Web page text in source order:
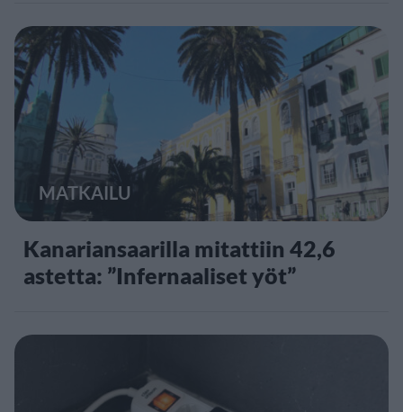
MATKAILU
Kanariansaarilla mitattiin 42,6
astetta: ”Infernaaliset yöt”